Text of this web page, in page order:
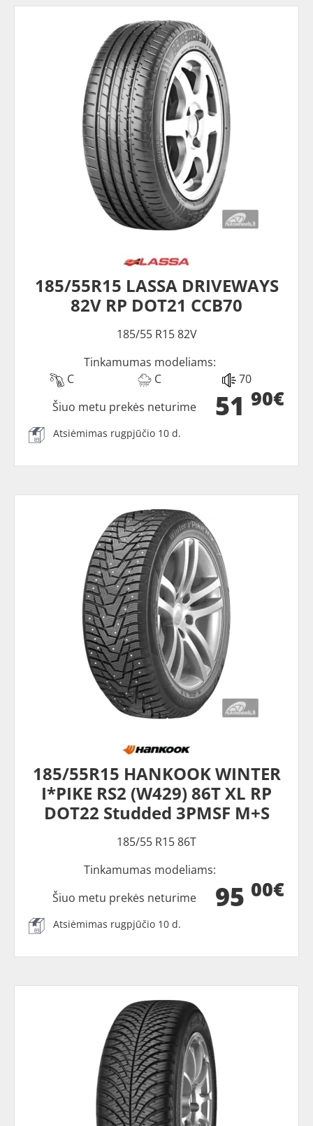
185/55R15 LASSA DRIVEWAYS
82V RP DOT21 CCB70
185/55 R15 82V
Tinkamumas modeliams:
C
C 70
51 90€
Šiuo metu prekės neturime
Atsiėmimas rugpjūčio 10 d.
185/55R15 HANKOOK WINTER
I*PIKE RS2 (W429) 86T XL RP
DOT22 Studded 3PMSF M+S
185/55 R15 86T
Tinkamumas modeliams:
95 00€
Šiuo metu prekės neturime
Atsiėmimas rugpjūčio 10 d.